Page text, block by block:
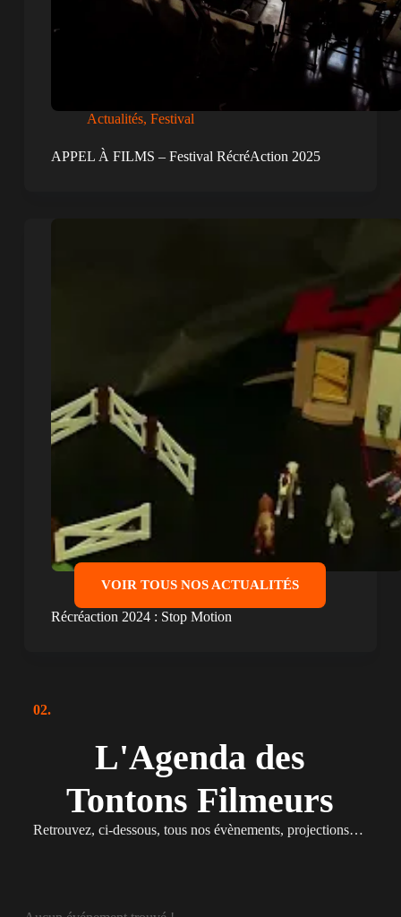
Actualités, Festival
APPEL À FILMS – Festival RécréAction 2025
Non classé
Récréaction 2024 : Stop Motion
VOIR TOUS NOS ACTUALITÉS
02.
L'Agenda des
Tontons Filmeurs
Retrouvez, ci-dessous, tous nos évènements, projections…